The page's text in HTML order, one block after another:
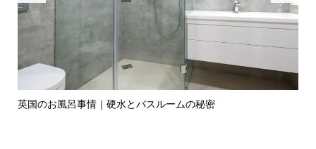
英国のお風呂事情｜硬水とバスルームの秘密